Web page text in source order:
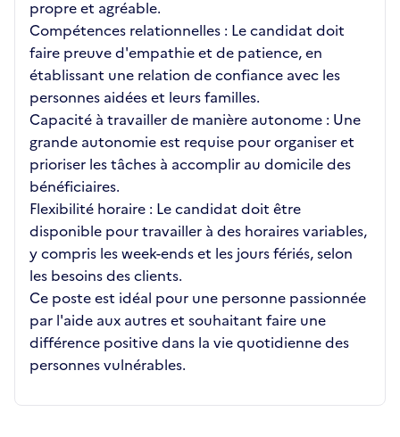
propre et agréable.
Compétences relationnelles : Le candidat doit
faire preuve d'empathie et de patience, en
établissant une relation de confiance avec les
personnes aidées et leurs familles.
Capacité à travailler de manière autonome : Une
grande autonomie est requise pour organiser et
prioriser les tâches à accomplir au domicile des
bénéficiaires.
Flexibilité horaire : Le candidat doit être
disponible pour travailler à des horaires variables,
y compris les week-ends et les jours fériés, selon
les besoins des clients.
Ce poste est idéal pour une personne passionnée
par l'aide aux autres et souhaitant faire une
différence positive dans la vie quotidienne des
personnes vulnérables.